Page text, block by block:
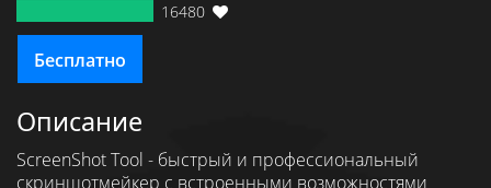
16480
Бесплатно
Описание
ScreenShot Tool - быстрый и профессиональный
скриншотмейкер с встроенными возможностями